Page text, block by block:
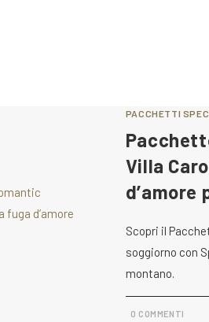
PACCHETTI
Villa
Scopri il
soggiorno con
montano.
0 COMMENTI